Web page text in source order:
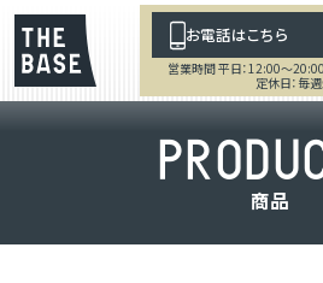
お電話はこちら
営業時間 平日：12:00～
定休日：毎
PRODU
商品